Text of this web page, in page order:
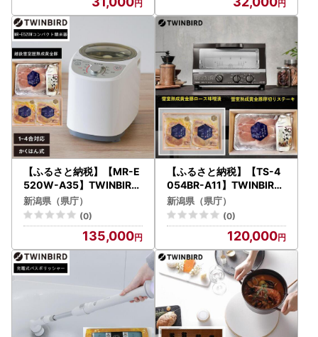
【ふるさと納税】【MR-E
520W-A35】TWINBIRD
コンパクト精米器×雪室熟
成黄金豚セット
新潟県（県庁）
(0)
135,000
【ふるさと納税】【TS-4
054BR-A11】TWINBIRD
ノンフライオーブン×越後
雪室屋熟成黄金豚セット
新潟県（県庁）
(0)
120,000